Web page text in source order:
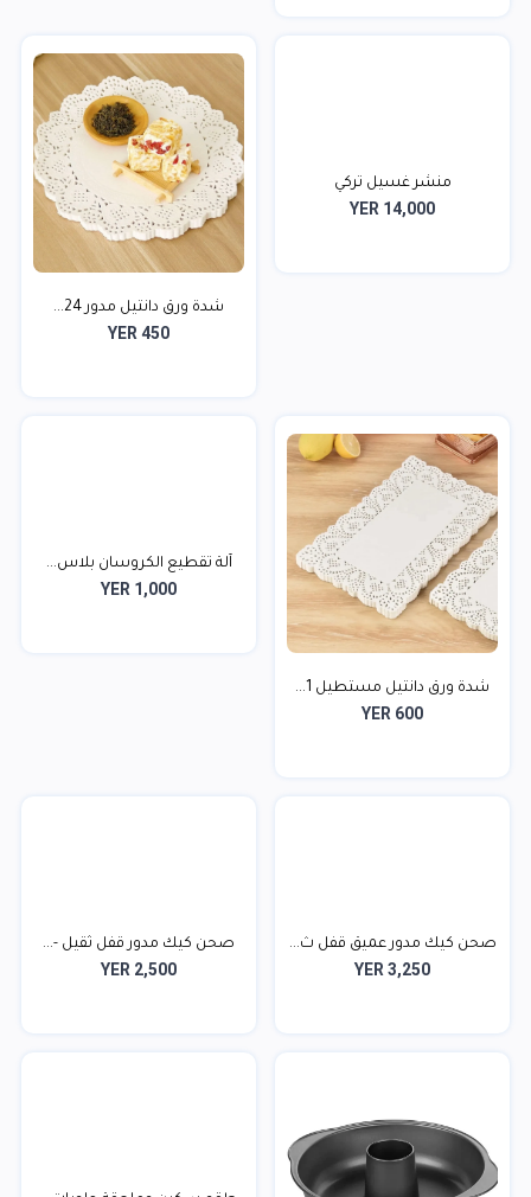
منشر غسيل تركي
YER 14,000
شدة ورق دانتيل مدور 24...
YER 450
شدة ورق دانتيل مستطيل 1...
YER 600
آلة تقطيع الكروسان بلاس...
YER 1,000
صحن كيك مدور عميق قفل ث...
YER 3,250
صحن كيك مدور قفل ثقيل -...
YER 2,500